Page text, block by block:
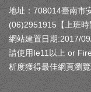
地址：708014臺南
(06)2951915【上班時
網站建置日期:2017/
請使用Ie11以上 or
析度獲得最佳網頁瀏